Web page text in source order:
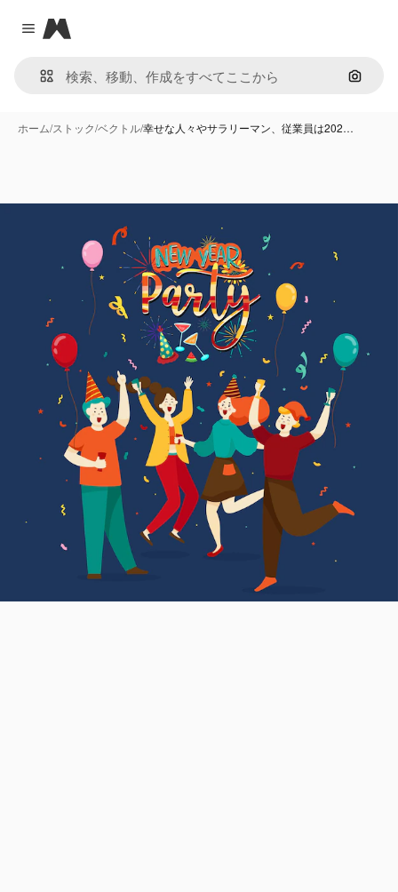
Close menu
Magnific
画像で
ホーム/ストック/ベクトル/幸せな人々やサラリーマン、従業員は202…